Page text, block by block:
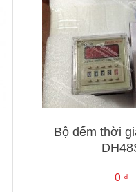
Bộ đếm thời
0 ₫